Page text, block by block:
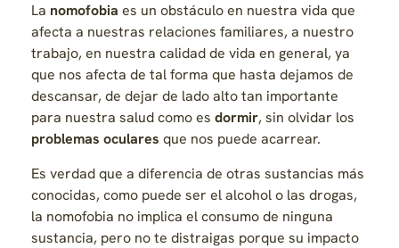
La nomofobia es un obstáculo en nuestra vida que
afecta a nuestras relaciones familiares, a nuestro
trabajo, en nuestra calidad de vida en general, ya
que nos afecta de tal forma que hasta dejamos de
descansar, de dejar de lado alto tan importante
para nuestra salud como es dormir, sin olvidar los
problemas oculares que nos puede acarrear.
Es verdad que a diferencia de otras sustancias más
conocidas, como puede ser el alcohol o las drogas,
la nomofobia no implica el consumo de ninguna
sustancia, pero no te distraigas porque su impacto